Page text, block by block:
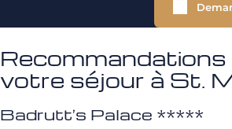
Recommandations
votre séjour à St.
Badrutt’s Palace *****